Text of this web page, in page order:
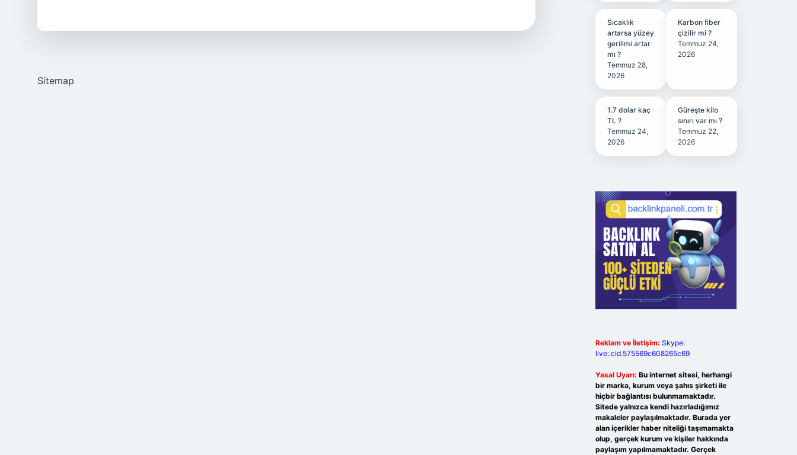
Sitemap
Sıcaklık
artarsa yüzey
gerilimi artar
mı ?
Temmuz 28,
2026
Karbon fiber
çizilir mi ?
Temmuz 24,
2026
1.7 dolar kaç
TL ?
Temmuz 24,
2026
Güreşte kilo
sınırı var mı ?
Temmuz 22,
2026
Reklam ve İletişim: Skype:
live:.cid.575569c608265c69
Yasal Uyarı: Bu internet sitesi, herhangi
bir marka, kurum veya şahıs şirketi ile
hiçbir bağlantısı bulunmamaktadır.
Sitede yalnızca kendi hazırladığımız
makaleler paylaşılmaktadır. Burada yer
alan içerikler haber niteliği taşımamakta
olup, gerçek kurum ve kişiler hakkında
paylaşım yapılmamaktadır. Gerçek